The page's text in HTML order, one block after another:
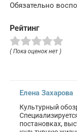
Обязательно
Рейтинг
( Пока оценок нет )
Елена Захарова
Культурный
постановках,